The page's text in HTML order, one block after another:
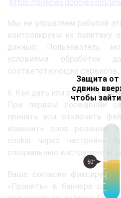
Защита от
сдвинь
чтобы
50°
https://policies.google.com/
Мы не управляем работой
контролируем их политику
данных. Пользователь
условиями обработки
соответствующих сервисов.
6. Как дать или отозвать
При первом посещении
принять или отклонить
изменить свое решение
cookie через настройки
специальные инструменты
Ваше согласие
«Принять» в баннере